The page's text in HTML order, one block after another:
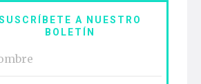
A NUESTRO
BOLETÍN